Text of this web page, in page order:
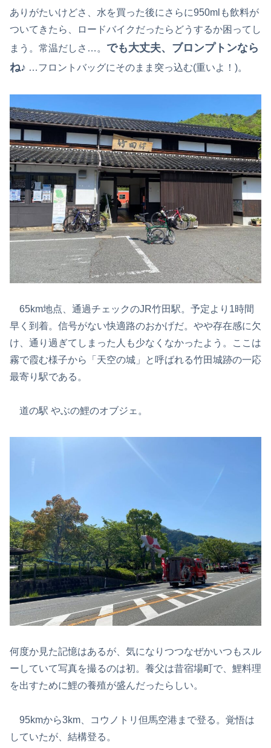
ありがたいけどさ、水を買った後にさらに950mlも飲料が
ついてきたら、ロードバイクだったらどうするか困ってし
まう。常温だしさ…。 でも大丈夫、ブロンプトンなら
ね♪ …フロントバッグにそのまま突っ込む(重いよ！)。
65km地点、通過チェックのJR竹田駅。予定より1時間
早く到着。信号がない快適路のおかげだ。やや存在感に欠
け、通り過ぎてしまった人も少なくなかったよう。ここは
霧で霞む様子から「天空の城」と呼ばれる竹田城跡の一応
最寄り駅である。
道の駅 やぶの鯉のオブジェ。
何度か見た記憶はあるが、気になりつつなぜかいつもスル
ーしていて写真を撮るのは初。養父は昔宿場町で、鯉料理
を出すために鯉の養殖が盛んだったらしい。
95kmから3km、コウノトリ但馬空港まで登る。覚悟は
していたが、結構登る。